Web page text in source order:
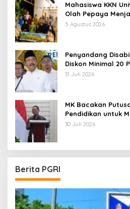
Mahasiswa KKN
Olah Pepaya
Tinggi, Dorong
5 Agustus 2026
Penyandang
Diskon Minimal 20
Sekolah dan Kuliah
31 Juli 2026
MK Bacakan
Pendidikan untuk
Tunggu Implikasi
30 Juli 2026
Berita PGRI